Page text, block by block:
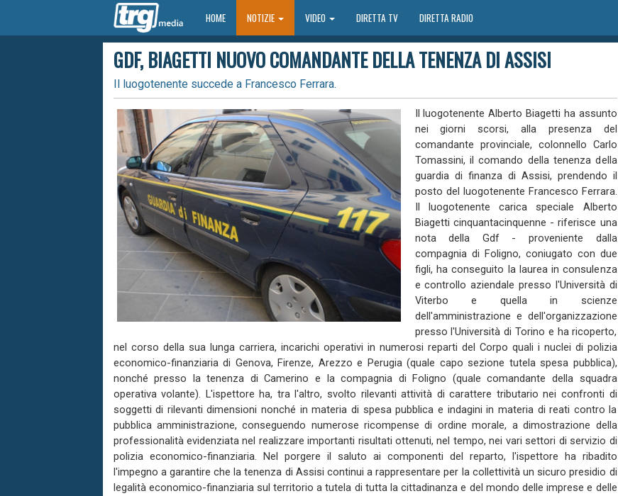
HOMEHOME NOTIZIE VIDEO DIRETTA TV DIRETTA RADIO
GDF, BIAGETTI NUOVO COMANDANTE DELLA TENENZA DI ASSISI
Il luogotenente succede a Francesco Ferrara.
Il luogotenente Alberto Biagetti ha assunto
nei giorni scorsi, alla presenza del
comandante provinciale, colonnello Carlo
Tomassini, il comando della tenenza della
guardia di finanza di Assisi, prendendo il
posto del luogotenente Francesco Ferrara.
Il luogotenente carica speciale Alberto
Biagetti cinquantacinquenne - riferisce una
nota della Gdf - proveniente dalla
compagnia di Foligno, coniugato con due
figli, ha conseguito la laurea in consulenza
e controllo aziendale presso l'Università di
Viterbo e quella in scienze
dell'amministrazione e dell'organizzazione
presso l'Università di Torino e ha ricoperto,
nel corso della sua lunga carriera, incarichi operativi in numerosi reparti del Corpo quali i nuclei di polizia
economico-finanziaria di Genova, Firenze, Arezzo e Perugia (quale capo sezione tutela spesa pubblica),
nonché presso la tenenza di Camerino e la compagnia di Foligno (quale comandante della squadra
operativa volante). L'ispettore ha, tra l'altro, svolto rilevanti attività di carattere tributario nei confronti di
soggetti di rilevanti dimensioni nonché in materia di spesa pubblica e indagini in materia di reati contro la
pubblica amministrazione, conseguendo numerose ricompense di ordine morale, a dimostrazione della
professionalità evidenziata nel realizzare importanti risultati ottenuti, nel tempo, nei vari settori di servizio di
polizia economico-finanziaria. Nel porgere il saluto ai componenti del reparto, l'ispettore ha ribadito
l'impegno a garantire che la tenenza di Assisi continui a rappresentare per la collettività un sicuro presidio di
legalità economico-finanziaria sul territorio a tutela di tutta la cittadinanza e del mondo delle imprese e delle